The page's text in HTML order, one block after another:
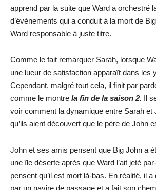
apprend par la suite que Ward a orchestré
d’événements qui a conduit à la mort de
Ward responsable à juste titre.
Comme le fait remarquer Sarah, lorsque
une lueur de satisfaction apparaît dans les
Cependant, malgré tout cela, il finit par
comme le montre la fin de la saison 2. Il
voir comment la dynamique entre Sarah et
qu’ils aient découvert que le père de John
John et ses amis pensent que Big John a
une île déserte après que Ward l’ait jeté
pensent qu’il est mort là-bas. En réalité, il
par un navire de passage et a fait son